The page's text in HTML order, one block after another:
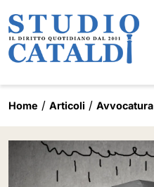
Home Articoli Avvocatura